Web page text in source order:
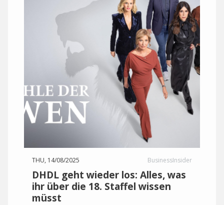
THU, 14/08/2025 BusinessInsider
DHDL geht wieder los: Alles, was
ihr über die 18. Staffel wissen
müsst